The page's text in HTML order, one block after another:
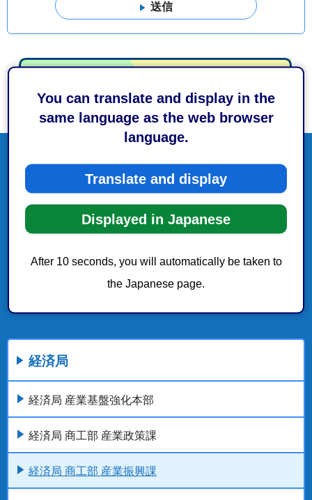
You can translate and display in the
same language as the web browser
language.
Translate and display
Displayed in Japanese
After 10 seconds, you will automatically be taken to
the Japanese page.
経済局
経済局 産業基盤強化本部
経済局 商工部 産業政策課
経済局 商工部 産業振興課